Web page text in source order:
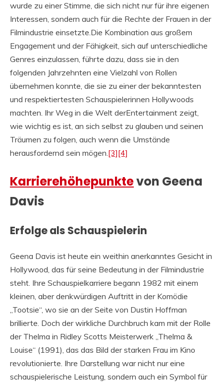
wurde zu einer Stimme, die sich nicht nur für ihre eigenen
Interessen, sondern auch für die Rechte der Frauen in der
Filmindustrie einsetzte.Die Kombination aus großem
Engagement und der Fähigkeit, sich auf unterschiedliche
Genres einzulassen, führte dazu, dass sie in den
folgenden Jahrzehnten eine Vielzahl von Rollen
übernehmen konnte, die sie zu einer der bekanntesten
und respektiertesten Schauspielerinnen Hollywoods
machten. Ihr Weg in die Welt derEntertainment zeigt,
wie wichtig es ist, an sich selbst zu glauben und seinen
Träumen zu folgen, auch wenn die Umstände
herausfordernd sein mögen.[3][4]
Karrierehöhepunktevon Geena
Davis
Erfolge als Schauspielerin
Geena Davis ist heute ein weithin anerkanntes Gesicht in
Hollywood, das für seine Bedeutung in der Filmindustrie
steht. Ihre Schauspielkarriere begann 1982 mit einem
kleinen, aber denkwürdigen Auftritt in der Komödie
„Tootsie“, wo sie an der Seite von Dustin Hoffman
brillierte. Doch der wirkliche Durchbruch kam mit der Rolle
der Thelma in Ridley Scotts Meisterwerk „Thelma &
Louise“ (1991), das das Bild der starken Frau im Kino
revolutionierte. Ihre Darstellung war nicht nur eine
schauspielerische Leistung, sondern auch ein Symbol für